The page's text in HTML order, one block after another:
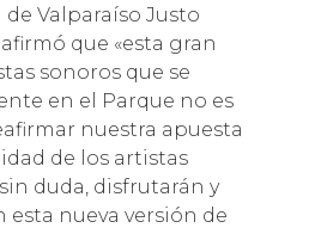
Valparaíso Justo
que «esta gran
sonoros que se
en el Parque no es
nuestra apuesta
de los artistas
duda, disfrutarán y
esta nueva versión de